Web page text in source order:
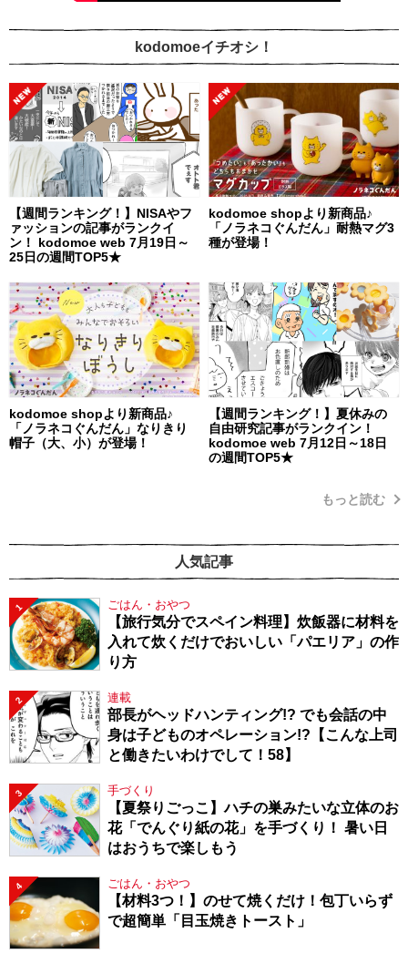
kodomoeイチオシ！
【週間ランキング！】NISAやフ
ァッションの記事がランクイ
ン！ kodomoe web 7月19日～
25日の週間TOP5★
kodomoe shopより新商品♪
「ノラネコぐんだん」耐熱マグ3
種が登場！
kodomoe shopより新商品♪
「ノラネコぐんだん」なりきり
帽子（大、小）が登場！
【週間ランキング！】夏休みの
自由研究記事がランクイン！
kodomoe web 7月12日～18日
の週間TOP5★
もっと読む
人気記事
1 ごはん・おやつ
【旅行気分でスペイン料理】炊飯器に材料を
入れて炊くだけでおいしい「パエリア」の作
り方
2 連載
部長がヘッドハンティング!? でも会話の中
身は子どものオペレーション!?【こんな上司
と働きたいわけでして！58】
3 手づくり
【夏祭りごっこ】ハチの巣みたいな立体のお
花「でんぐり紙の花」を手づくり！ 暑い日
はおうちで楽しもう
4 ごはん・おやつ
【材料3つ！】のせて焼くだけ！包丁いらず
で超簡単「目玉焼きトースト」